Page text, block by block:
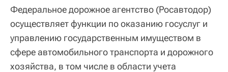
Федеральное дорожное агентство (Росавтодор)
осуществляет функции по оказанию госуслуг и
управлению государственным имуществом в
сфере автомобильного транспорта и дорожного
хозяйства, в том числе в области учета